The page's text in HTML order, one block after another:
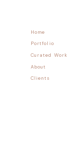
Home
Portfolio
Curated Work
About
Clients